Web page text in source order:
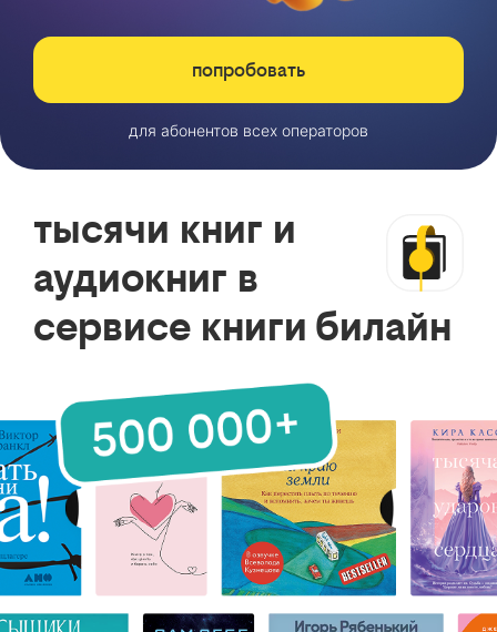
попробовать
для абонентов всех операторов
тысячи книг и
аудиокниг в
сервисе книги билайн